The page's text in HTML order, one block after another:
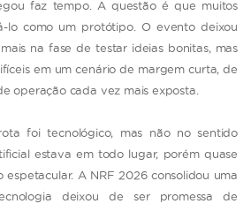
faz tempo. A questão é que muitos
lo como um protótipo. O evento deixou
na fase de testar ideias bonitas, mas
em um cenário de margem curta, de
operação cada vez mais exposta.
foi tecnológico, mas não no sentido
estava em todo lugar, porém quase
espetacular. A NRF 2026 consolidou uma
deixou de ser promessa de